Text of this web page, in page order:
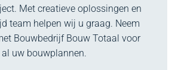
Met creatieve oplossingen en
team helpen wij u graag. Neem
Bouwbedrijf Bouw Totaal voor
al uw bouwplannen.